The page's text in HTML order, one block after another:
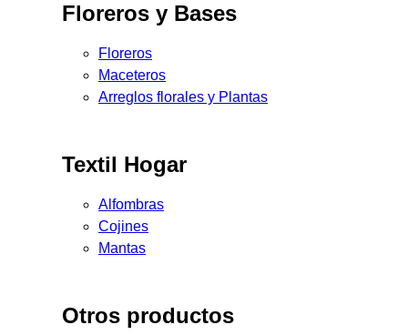
Floreros y Bases
Floreros
Maceteros
Arreglos florales y Plantas
Textil Hogar
Alfombras
Cojines
Mantas
Otros productos